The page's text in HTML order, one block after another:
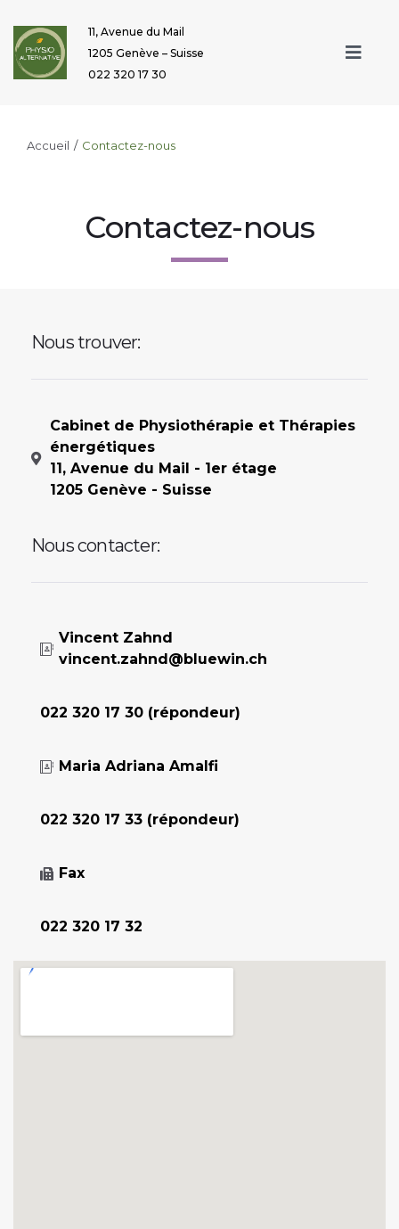
11, Avenue du Mail
1205 Genève – Suisse
022 320 17 30
Accueil / Contactez-nous
Contactez-nous
Nous trouver:
Cabinet de Physiothérapie et Thérapies
énergétiques
11, Avenue du Mail - 1er étage
1205 Genève - Suisse
Nous contacter:
Vincent Zahnd
vincent.zahnd@bluewin.ch
022 320 17 30 (répondeur)
Maria Adriana Amalfi
022 320 17 33 (répondeur)
Fax
022 320 17 32